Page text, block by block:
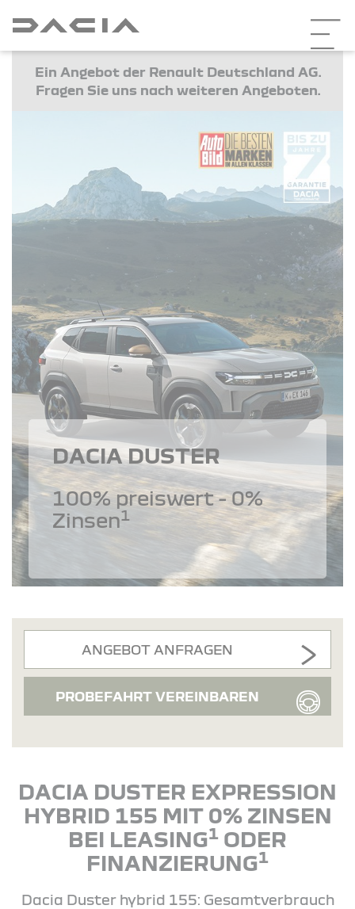
Ein Angebot der Renault Deutschland AG.
Fragen Sie uns nach weiteren Angeboten.
DACIA DUSTER
100% preiswert - 0%
Zinsen1
ANGEBOT ANFRAGEN
PROBEFAHRT VEREINBAREN
DACIA DUSTER EXPRESSION
HYBRID 155 MIT 0% ZINSEN
BEI LEASING1 ODER
FINANZIERUNG1
Dacia Duster hybrid 155: Gesamtverbrauch